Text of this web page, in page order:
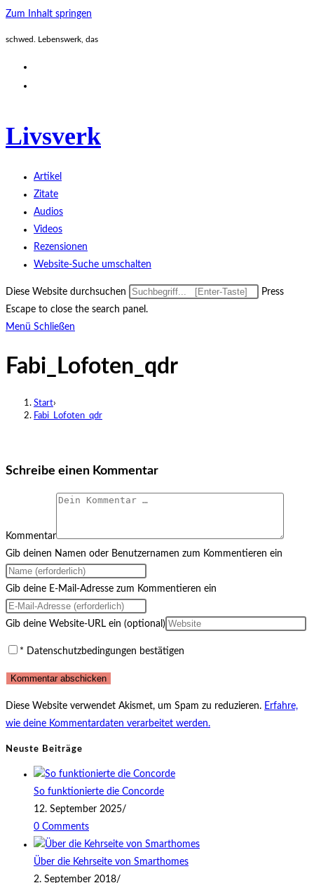
Zum Inhalt springen
schwed. Lebenswerk, das
Livsverk
Artikel
Zitate
Audios
Videos
Rezensionen
Website-Suche umschalten
Diese Website durchsuchen
Press
Escape to close the search panel.
Menü Schließen
Fabi_Lofoten_qdr
Start›
Fabi_Lofoten_qdr
Schreibe einen Kommentar
Kommentar
Gib deinen Namen oder Benutzernamen zum Kommentieren ein
Gib deine E-Mail-Adresse zum Kommentieren ein
Gib deine Website-URL ein (optional)
* Datenschutzbedingungen bestätigen
Diese Website verwendet Akismet, um Spam zu reduzieren. Erfahre,
wie deine Kommentardaten verarbeitet werden.
Neuste Beiträge
So funktionierte die Concorde
12. September 2025/
0 Comments
Über die Kehrseite von Smarthomes
2. September 2018/